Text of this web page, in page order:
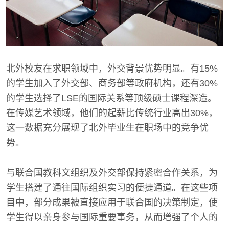
北外校友在求职领域中，外交背景优势明显。有15%
的学生加入了外交部、商务部等政府机构，还有30%
的学生选择了LSE的国际关系等顶级硕士课程深造。
在传媒艺术领域，他们的起薪比传统行业高出30%，
这一数据充分展现了北外毕业生在职场中的竞争优
势。
与联合国教科文组织及外交部保持紧密合作关系，为
学生搭建了通往国际组织实习的便捷通道。在这些项
目中，部分成果被直接应用于联合国的决策制定，使
学生得以亲身参与国际重要事务，从而增强了个人的